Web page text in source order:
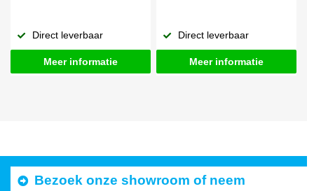
Direct leverbaar
Meer informatie
Direct leverbaar
Meer informatie
Bezoek onze showroom of neem